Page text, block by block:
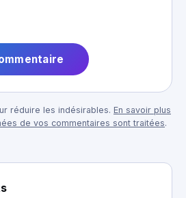
réduire les indésirables. En savoir plus
de vos commentaires sont traitées.